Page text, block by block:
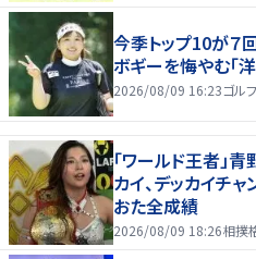
今季トップ10が
ボギーを悔やむ「
2026/08/09 16:23ゴルフ
「ワールド王者」
カイ、デッカイチ
おた全成績
2026/08/09 18:26相撲